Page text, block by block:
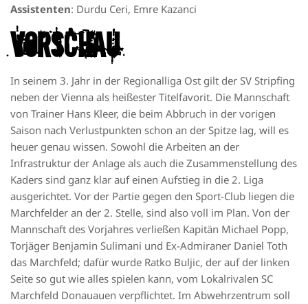
Assistenten: Durdu Ceri, Emre Kazanci
Vorschau
In seinem 3. Jahr in der Regionalliga Ost gilt der SV Stripfing
neben der Vienna als heißester Titelfavorit. Die Mannschaft
von Trainer Hans Kleer, die beim Abbruch in der vorigen
Saison nach Verlustpunkten schon an der Spitze lag, will es
heuer genau wissen. Sowohl die Arbeiten an der
Infrastruktur der Anlage als auch die Zusammenstellung des
Kaders sind ganz klar auf einen Aufstieg in die 2. Liga
ausgerichtet. Vor der Partie gegen den Sport-Club liegen die
Marchfelder an der 2. Stelle, sind also voll im Plan. Von der
Mannschaft des Vorjahres verließen Kapitän Michael Popp,
Torjäger Benjamin Sulimani und Ex-Admiraner Daniel Toth
das Marchfeld; dafür wurde Ratko Buljic, der auf der linken
Seite so gut wie alles spielen kann, vom Lokalrivalen SC
Marchfeld Donauauen verpflichtet. Im Abwehrzentrum soll